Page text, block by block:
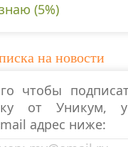
(5%)
на новости
чтобы
от Уникум,
адрес ниже: